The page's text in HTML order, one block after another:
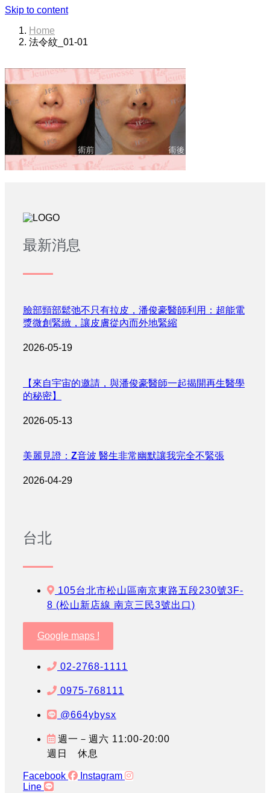
Skip to content
Home
法令紋_01-01
最新消息
臉部頸部鬆弛不只有拉皮，潘俊豪醫師利用：超能電
漿微創緊緻，讓皮膚從內而外地緊縮
2026-05-19
【來自宇宙的邀請，與潘俊豪醫師一起揭開再生醫學
的秘密】
2026-05-13
美麗見證：Z音波 醫生非常幽默讓我完全不緊張
2026-04-29
台北
105台北市松山區南京東路五段230號3F-
8 (松山新店線 南京三民3號出口)
Google maps !
02-2768-1111
0975-768111
@664ybysx
週一－週六 11:00-20:00
週日 休息
Facebook
Instagram
Line